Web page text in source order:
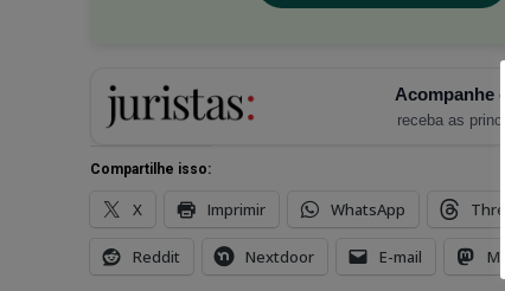
Acompanhe
receba as
Compartilhe isso:
X Imprimir WhatsApp
Reddit Nextdoor E-mail